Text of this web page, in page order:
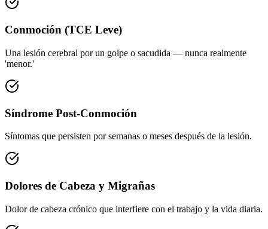
Conmoción (TCE Leve)
Una lesión cerebral por un golpe o sacudida — nunca realmente
'menor.'
Síndrome Post-Conmoción
Síntomas que persisten por semanas o meses después de la lesión.
Dolores de Cabeza y Migrañas
Dolor de cabeza crónico que interfiere con el trabajo y la vida diaria.